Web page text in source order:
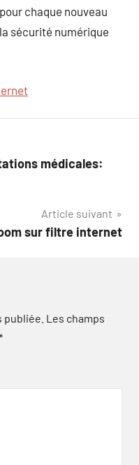
chaque nouveau
sécurité numérique
médicales:
Article suivant
sur filtre internet
publiée. Les champs